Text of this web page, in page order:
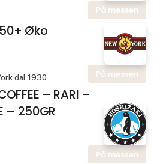
På messen
Øko
På messen
dal 1930
– RARI –
– 250GR
På messen